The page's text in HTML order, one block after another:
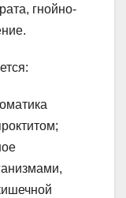
гнойно-